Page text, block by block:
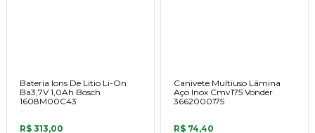
Bateria Ions De Litio Li-On
Ba3,7V 1,0Ah Bosch
1608M00C43
R$ 313,00
Canivete Multiuso Lâmina
Aço Inox Cmv175 Vonder
3662000175
R$ 74,40